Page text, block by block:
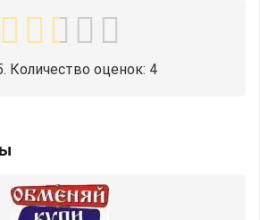
Количество оценок: 4